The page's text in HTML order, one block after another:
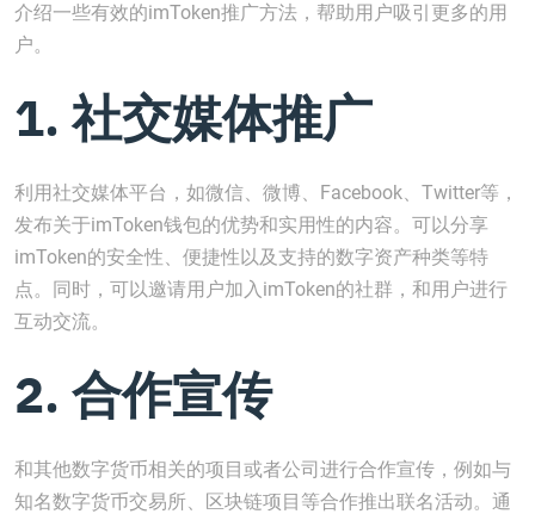
介绍一些有效的imToken推广方法，帮助用户吸引更多的用
户。
1. 社交媒体推广
利用社交媒体平台，如微信、微博、Facebook、Twitter等，
发布关于imToken钱包的优势和实用性的内容。可以分享
imToken的安全性、便捷性以及支持的数字资产种类等特
点。同时，可以邀请用户加入imToken的社群，和用户进行
互动交流。
2. 合作宣传
和其他数字货币相关的项目或者公司进行合作宣传，例如与
知名数字货币交易所、区块链项目等合作推出联名活动。通